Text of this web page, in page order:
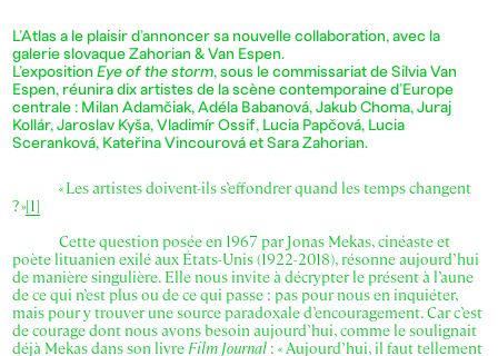
L’Atlas a le plaisir d’annoncer sa nouvelle collaboration, avec la
galerie slovaque Zahorian & Van Espen.
L’expositionEye of the storm, sous le commissariat de Silvia Van
Espen, réunira dix artistes de la scène contemporaine d’Europe
centrale : Milan Adamčiak, Adéla Babanová, Jakub Choma, Juraj
Kollár, Jaroslav Kyša, Vladimír Ossif, Lucia Papčová, Lucia
Sceranková, Kateřina Vincourová et Sara Zahorian.
« Les artistes doivent-ils s’effondrer quand les temps changent
? »[1]
Cette question posée en 1967 par Jonas Mekas, cinéaste et
poète lituanien exilé aux États-Unis (1922-2018), résonne aujourd’hui
de manière singulière. Elle nous invite à décrypter le présent à l’aune
de ce qui n’est plus ou de ce qui passe : pas pour nous en inquiéter,
mais pour y trouver une source paradoxale d’encouragement. Car c’est
de courage dont nous avons besoin aujourd’hui, comme le soulignait
déjà Mekas dans son livre Film Journal : « Aujourd’hui, il faut tellement